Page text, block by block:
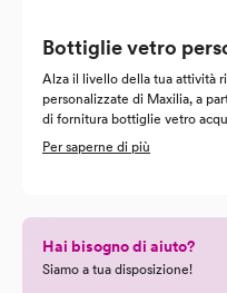
Bottiglie vetro
Alza il livello della tua attività
personalizzate di Maxilia, a
di fornitura bottiglie vetro
unico e prodotti di qualità. La
bottiglie in vetro
delle tue bottiglie così da
irrinunciabile per ogni
Per saperne di più
Hai bisogno di aiuto?
Siamo a tua disposizione!